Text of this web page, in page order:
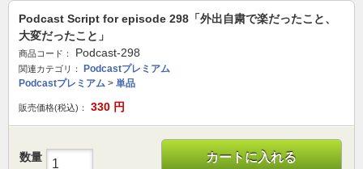
Podcast Script for episode 298「外出自粛で楽だったこと、
大変だったこと」
商品コード： Podcast-298
関連カテゴリ：
Podcastプレミアム
Podcastプレミアム > 単品
販売価格(税込)： 330 円
数量 カートに入れる